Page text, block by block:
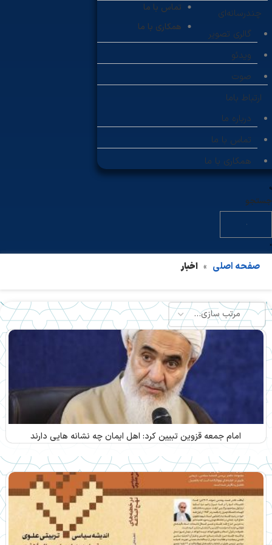
تماس با ما
همکاری با ما
چندرسانه‌ای
گالری تصویر
ویدئو
صوت
ارتباط باما
درباره ما
تماس با ما
همکاری با ما
جستجو
صفحه اصلی » اخبار
امام جمعه قزوین تبیین کرد: اهل ایمان چه نشانه هایی دارند